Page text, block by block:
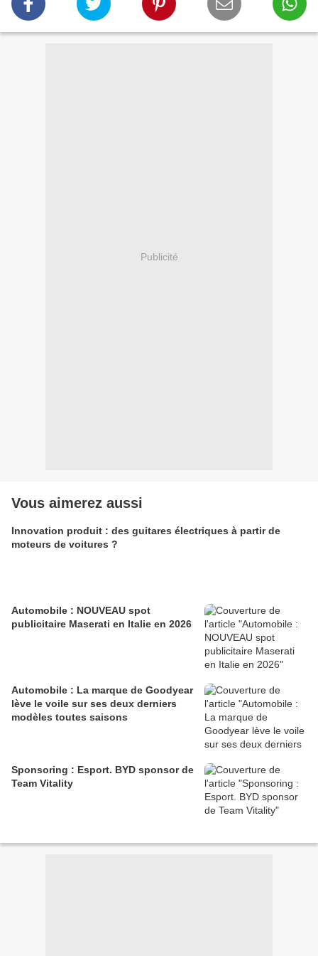
Publicité
Vous aimerez aussi
Innovation produit : des guitares électriques à partir de
moteurs de voitures ?
Automobile : NOUVEAU spot
publicitaire Maserati en Italie en 2026
Automobile : La marque de Goodyear
lève le voile sur ses deux derniers
modèles toutes saisons
Sponsoring : Esport. BYD sponsor de
Team Vitality